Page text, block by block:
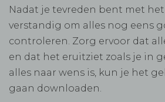
Nadat je tevreden bent met
verstandig om alles nog eens
controleren. Zorg ervoor dat
en dat het eruitziet zoals je in
alles naar wens is, kun je het
gaan downloaden.